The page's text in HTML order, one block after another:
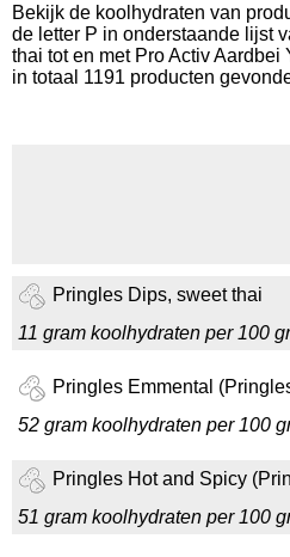
Koolhydraten tellen
Bekijk de koolhydraten van
de letter P in onderstaande lijst
thai tot en met Pro Activ
in totaal 1191 producten
Pringles Dips, sweet thai
11 gram koolhydraten per 100
Pringles Emmental
52 gram koolhydraten per 100
Pringles Hot and Spicy
51 gram koolhydraten per 100